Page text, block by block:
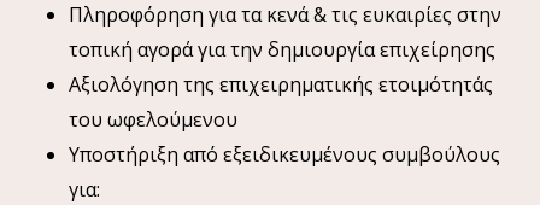
Πληροφόρηση για τα κενά & τις ευκαιρίες στην
τοπική αγορά για την δημιουργία επιχείρησης
Αξιολόγηση της επιχειρηματικής ετοιμότητάς
του ωφελούμενου
Υποστήριξη από εξειδικευμένους συμβούλους
για: